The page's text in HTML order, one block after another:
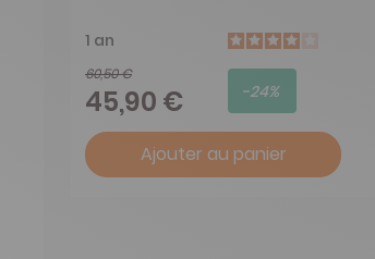
1 an
60,50 €
45,90 € -24%
Ajouter au panier